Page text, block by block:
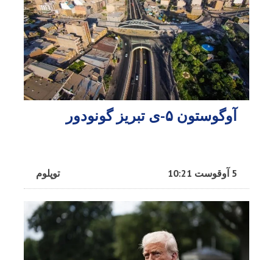
آوگوستون ۵-ی تبریز گونودور
توپلوم 5 آوقوست 10:21